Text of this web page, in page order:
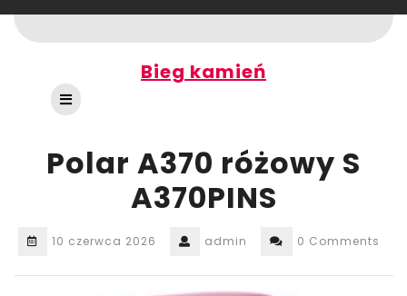
to
content
Bieg kamień
Open
Button
Polar A370 różowy S
A370PINS
10 czerwca 2026 admin 0 Comments